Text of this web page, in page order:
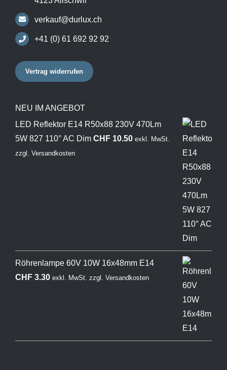
verkauf@durlux.ch
+41 (0) 61 692 92 92
Vertrag widerrufen
NEU IM ANGEBOT
LED Reflektor E14 R50x88 230V 470Lm
5W 827 110° AC Dim CHF10.50 exkl. MwSt.
zzgl. Versandkosten
Röhrenlampe 60V 10W 16x48mm E14
CHF3.30 exkl. MwSt. zzgl. Versandkosten